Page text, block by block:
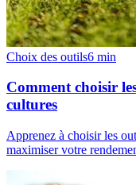
Choix des outils6 min
Comment choisir
cultures
Apprenez à choisir les
maximiser votre